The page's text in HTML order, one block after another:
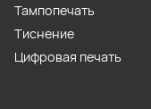
Тампопечать
Тиснение
Цифровая печать